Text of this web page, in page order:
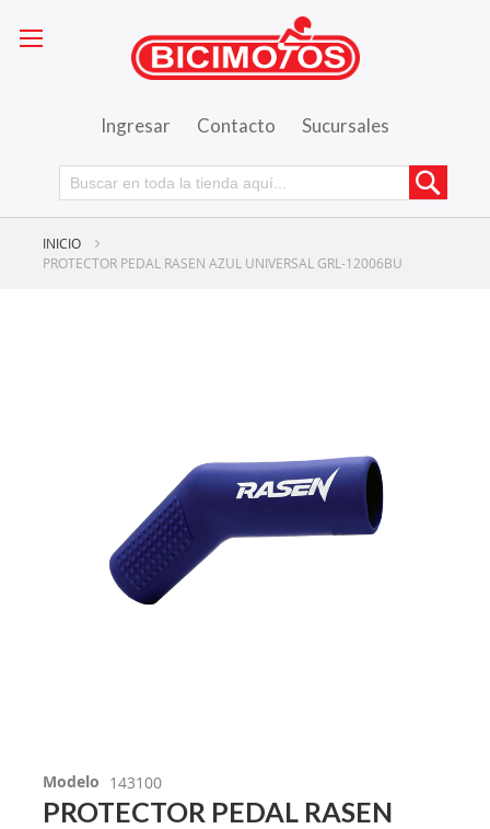
Ingresar Contacto Sucursales
INICIO
PROTECTOR PEDAL RASEN AZUL UNIVERSAL GRL-12006BU
Modelo 143100
PROTECTOR PEDAL RASEN